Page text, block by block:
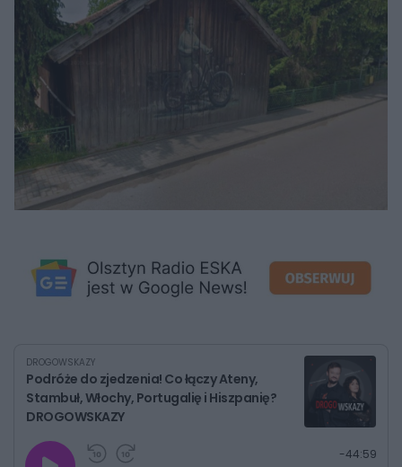
DROGOWSKAZY
Podróże do zjedzenia! Co łączy Ateny,
Stambuł, Włochy, Portugalię i Hiszpanię?
DROGOWSKAZY
P
-44:59